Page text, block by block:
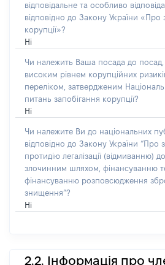
відповідальне та особливо
відповідно до Закону України «Про
корупції»?
Ні
Чи належить Ваша посада до посад,
високим рівнем корупційних
переліком, затвердженим
питань запобігання корупції?
Ні
Чи належите Ви до національних
відповідно до Закону України “Про
протидію легалізації (відмиванню)
злочинним шляхом, фінансуванню
фінансуванню розповсюдження
знищення”?
Ні
2.2. Інформація про